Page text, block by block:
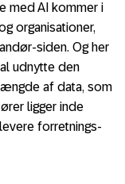
med AI kommer i
organisationer,
siden. Og her
udnytte den
af data, som
ligger inde
forretnings-